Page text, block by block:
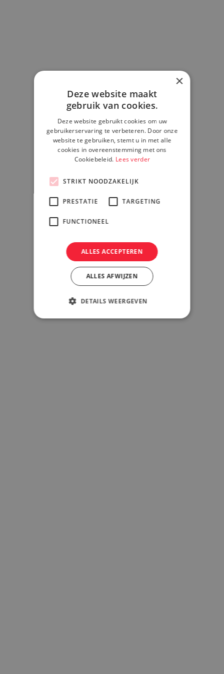
in staat om in het volledige IT-proces te
van begin tot eind. Wij waarborgen
kwaliteit en efficiëntie die van een
IT-dienstverlener verwacht mag
& Advies
& Implementatie
×
Deze website maakt
gebruik van cookies.
Deze website gebruikt cookies om uw
gebruikerservaring te verbeteren. Door onze
website te gebruiken, stemt u in met alle
cookies in overeenstemming met ons
Cookiebeleid. Lees verder
STRIKT NOODZAKELIJK
PRESTATIE TARGETING
FUNCTIONEEL
ALLES ACCEPTEREN
ALLES AFWIJZEN
DETAILS WEERGEVEN